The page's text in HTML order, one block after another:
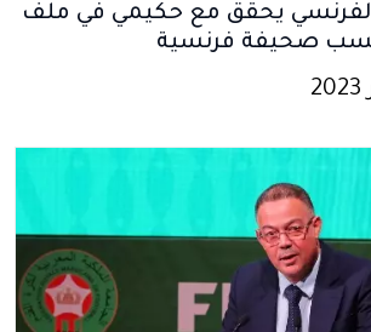
يحقق مع حكيمي في ملف
صحيفة فرنسية